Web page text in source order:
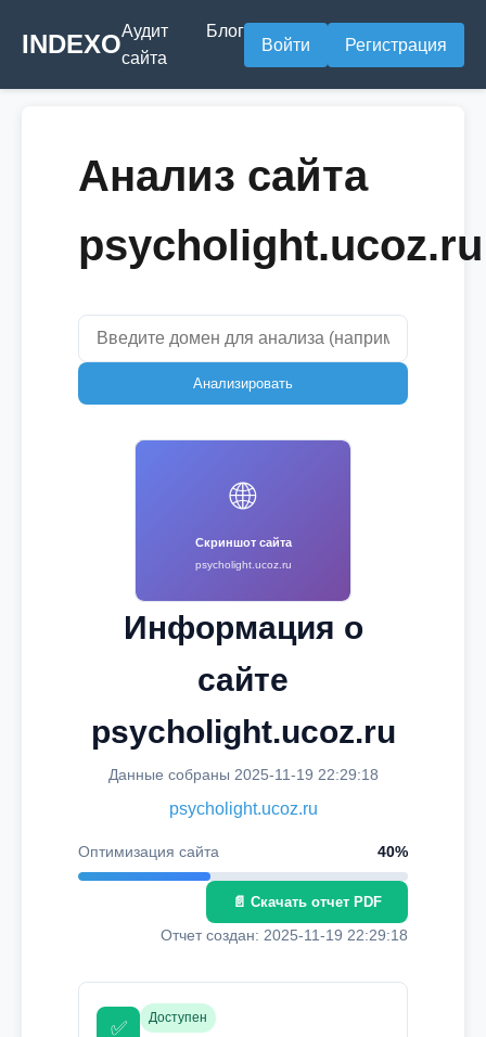
INDEXOАудит
сайта
Блог
Войти Регистрация
Анализ сайта
psycholight.ucoz.ru
Анализировать
🌐
Скриншот сайта
psycholight.ucoz.ru
Информация о
сайте
psycholight.ucoz.ru
Данные собраны 2025-11-19 22:29:18
psycholight.ucoz.ru
Оптимизация сайта 40%
📄 Скачать отчет PDF
Отчет создан: 2025-11-19 22:29:18
✅
Доступен